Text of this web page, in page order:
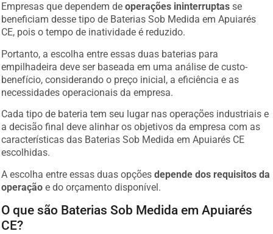
Empresas que dependem deoperações ininterruptas se
beneficiam desse tipo de Baterias Sob Medida em Apuiarés
CE, pois o tempo de inatividade é reduzido.
Portanto, a escolha entre essas duas baterias para
empilhadeira deve ser baseada em uma análise de custo-
benefício, considerando o preço inicial, a eficiência e as
necessidades operacionais da empresa.
Cada tipo de bateria tem seu lugar nas operações industriais e
a decisão final deve alinhar os objetivos da empresa com as
características das Baterias Sob Medida em Apuiarés CE
escolhidas.
A escolha entre essas duas opçõesdepende dos requisitos da
operação e do orçamento disponível.
O que são Baterias Sob Medida em Apuiarés
CE?